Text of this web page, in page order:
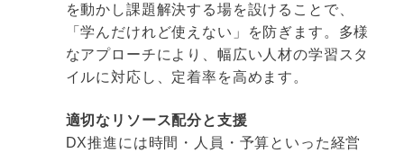
を動かし課題解決する場を設けることで、
「学んだけれど使えない」を防ぎます。多様
なアプローチにより、幅広い人材の学習スタ
イルに対応し、定着率を高めます。
適切なリソース配分と支援
DX推進には時間・人員・予算といった経営